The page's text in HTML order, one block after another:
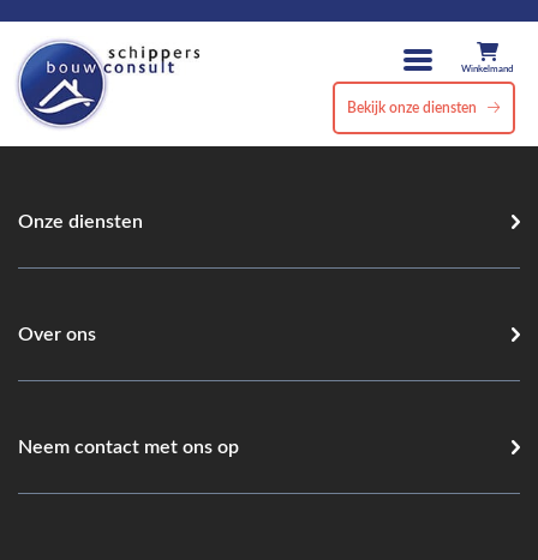
Winkelmand
Bekijk onze diensten
Onze diensten
Over ons
Neem contact met ons op